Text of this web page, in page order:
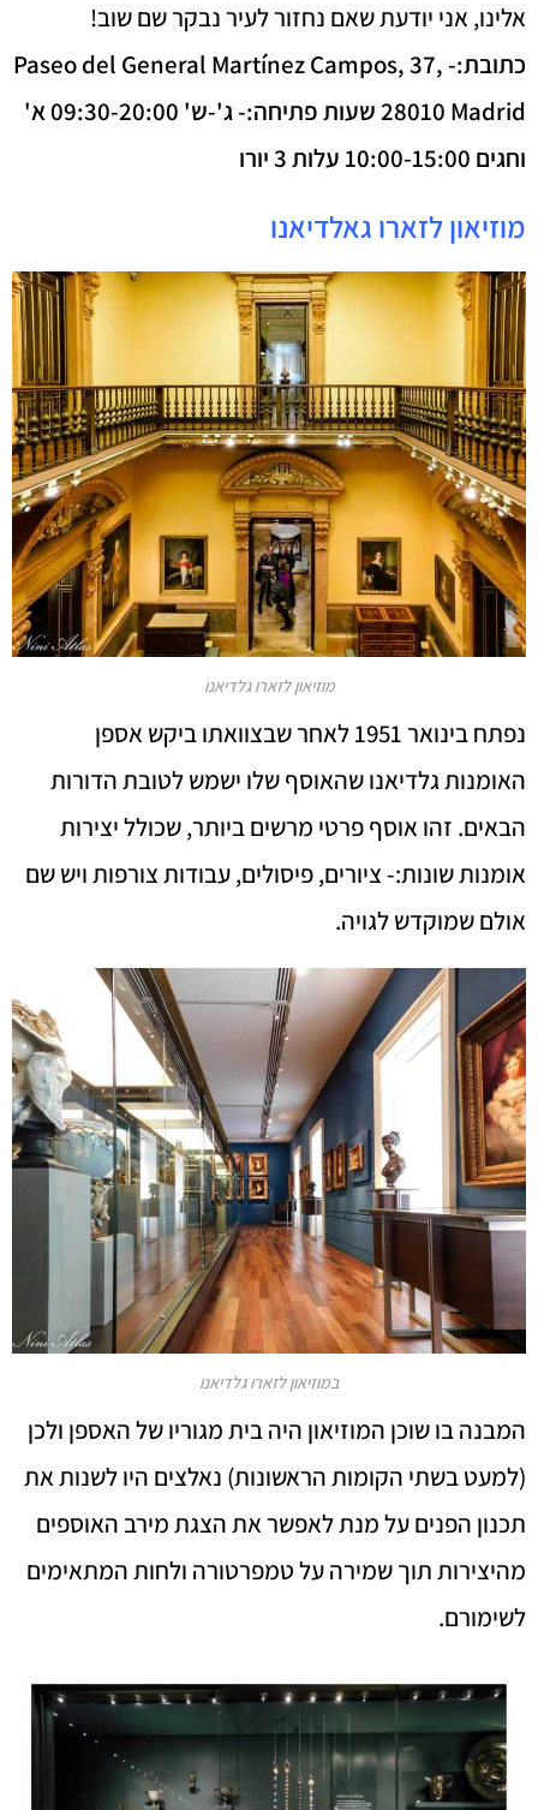
אלינו, אני יודעת שאם נחזור לעיר נבקר שם שוב!
כתובת:- Paseo del General Martínez Campos, 37,
28010 Madrid שעות פתיחה:- ג'-ש' 09:30-20:00 א'
וחגים 10:00-15:00 עלות 3 יורו
מוזיאון לזארו גאלדיאנו
מוזיאון לזארו גלדיאנו
נפתח בינואר 1951 לאחר שבצוואתו ביקש אספן
האומנות גלדיאנו שהאוסף שלו ישמש לטובת הדורות
הבאים. זהו אוסף פרטי מרשים ביותר, שכולל יצירות
אומנות שונות:- ציורים, פיסולים, עבודות צורפות ויש שם
אולם שמוקדש לגויה.
במוזיאון לזארו גלדיאנו
המבנה בו שוכן המוזיאון היה בית מגוריו של האספן ולכן
(למעט בשתי הקומות הראשונות) נאלצים היו לשנות את
תכנון הפנים על מנת לאפשר את הצגת מירב האוספים
מהיצירות תוך שמירה על טמפרטורה ולחות המתאימים
לשימורם.